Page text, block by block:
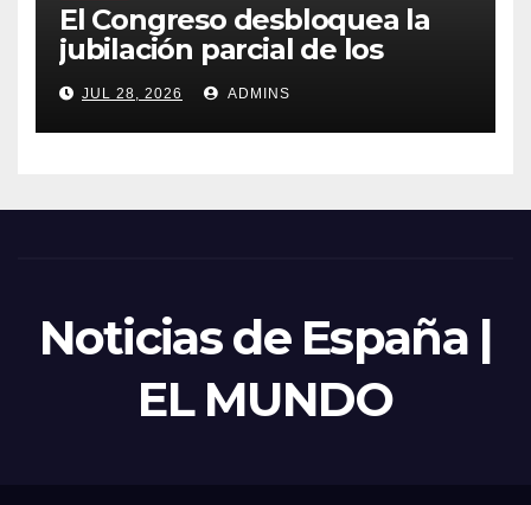
El Congreso desbloquea la
jubilación parcial de los
trabajadores laborales del
sector público
JUL 28, 2026 ADMINS
Noticias de España |
EL MUNDO